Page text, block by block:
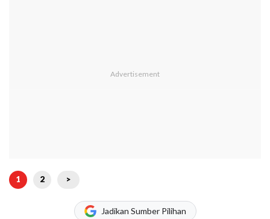
1 2 >
Jadikan Sumber Pilihan